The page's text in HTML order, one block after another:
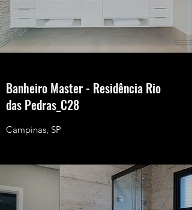
Banheiro Master - Residência Rio
das Pedras_C28
Campinas, SP